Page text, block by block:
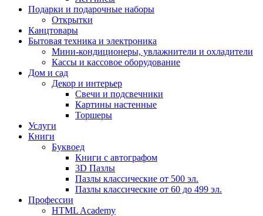
Подарки и подарочные наборы
Открытки
Канцтовары
Бытовая техника и электроника
Мини-кондиционеры, увлажнители и охладители
Кассы и кассовое оборудование
Дом и сад
Декор и интерьер
Свечи и подсвечники
Картины настенные
Торшеры
Услуги
Книги
Буквоед
Книги с автографом
3D Пазлы
Пазлы классические от 500 эл.
Пазлы классические от 60 до 499 эл.
Профессии
HTML Academy